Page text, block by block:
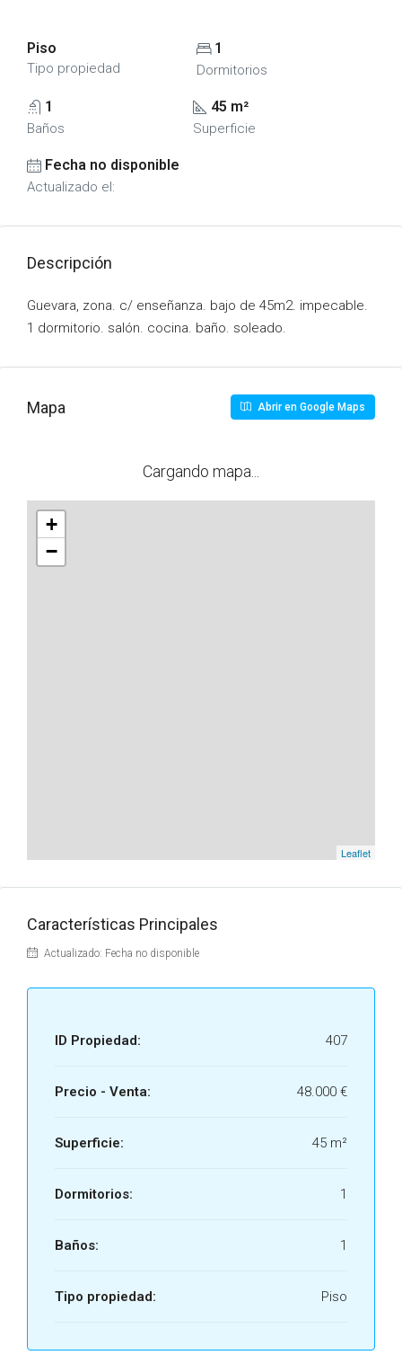
Piso
Tipo propiedad
1
Dormitorios
1
Baños
45 m²
Superficie
Fecha no disponible
Actualizado el:
Descripción
Guevara, zona. c/ enseñanza. bajo de 45m2. impecable.
1 dormitorio. salón. cocina. baño. soleado.
Mapa Abrir en Google Maps
Cargando mapa...
+
−
Leaflet
Características Principales
Actualizado: Fecha no disponible
ID Propiedad: 407
Precio - Venta: 48.000 €
Superficie: 45 m²
Dormitorios: 1
Baños: 1
Tipo propiedad: Piso